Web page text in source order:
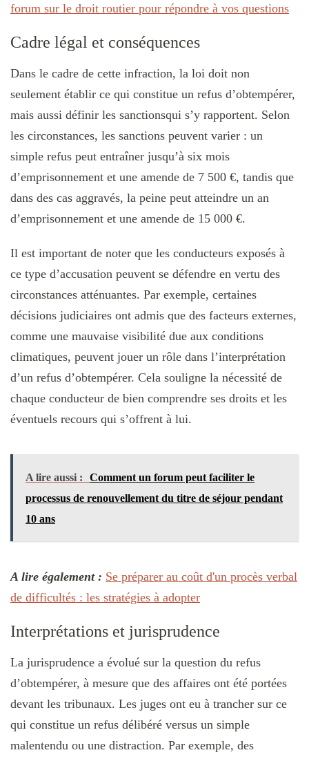
forum sur le droit routier pour répondre à vos questions
Cadre légal et conséquences
Dans le cadre de cette infraction, la loi doit non
seulement établir ce qui constitue un refus d’obtempérer,
mais aussi définir les sanctionsqui s’y rapportent. Selon
les circonstances, les sanctions peuvent varier : un
simple refus peut entraîner jusqu’à six mois
d’emprisonnement et une amende de 7 500 €, tandis que
dans des cas aggravés, la peine peut atteindre un an
d’emprisonnement et une amende de 15 000 €.
Il est important de noter que les conducteurs exposés à
ce type d’accusation peuvent se défendre en vertu des
circonstances atténuantes. Par exemple, certaines
décisions judiciaires ont admis que des facteurs externes,
comme une mauvaise visibilité due aux conditions
climatiques, peuvent jouer un rôle dans l’interprétation
d’un refus d’obtempérer. Cela souligne la nécessité de
chaque conducteur de bien comprendre ses droits et les
éventuels recours qui s’offrent à lui.
A lire aussi :
Comment un forum peut faciliter le
processus de renouvellement du titre de séjour pendant
10 ans
A lire également : Se préparer au coût d'un procès verbal
de difficultés : les stratégies à adopter
Interprétations et jurisprudence
La jurisprudence a évolué sur la question du refus
d’obtempérer, à mesure que des affaires ont été portées
devant les tribunaux. Les juges ont eu à trancher sur ce
qui constitue un refus délibéré versus un simple
malentendu ou une distraction. Par exemple, des